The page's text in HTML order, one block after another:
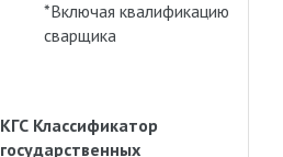
*Включая квалификацию
сварщика
КГС Классификатор
государственных